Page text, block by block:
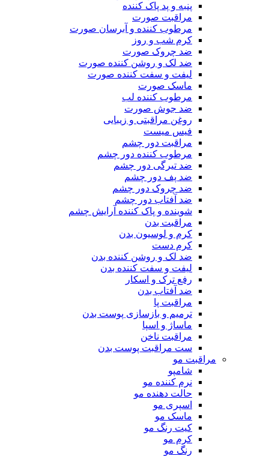
پنبه و پد پاک کننده
مراقبت صورت
مرطوب کننده و آبرسان صورت
کرم شب و روز
ضد چروک صورت
ضد لک و روشن کننده صورت
لیفت و سفت کننده صورت
ماسک صورت
مرطوب کننده لب
ضد جوش صورت
روغن مراقبتی و زیبایی
فیس میست
مراقبت دور چشم
مرطوب کننده دور چشم
ضد تیرگی دور چشم
ضد پف دور چشم
ضد چروک دور چشم
ضد آفتاب دور چشم
شوینده و پاک کننده آرایش چشم
مراقبت بدن
کرم و لوسیون بدن
کرم دست
ضد لک و روشن کننده بدن
لیفت و سفت کننده بدن
رفع ترک و اسکار
ضد آفتاب بدن
مراقبت پا
ترمیم و بازسازی پوست بدن
ماساژ و اسپا
مراقبت ناخن
ست مراقبت پوست بدن
مراقبت مو
شامپو
نرم کننده مو
حالت دهنده مو
اسپری مو
ماسک مو
کیت رنگ مو
کرم مو
رنگ مو